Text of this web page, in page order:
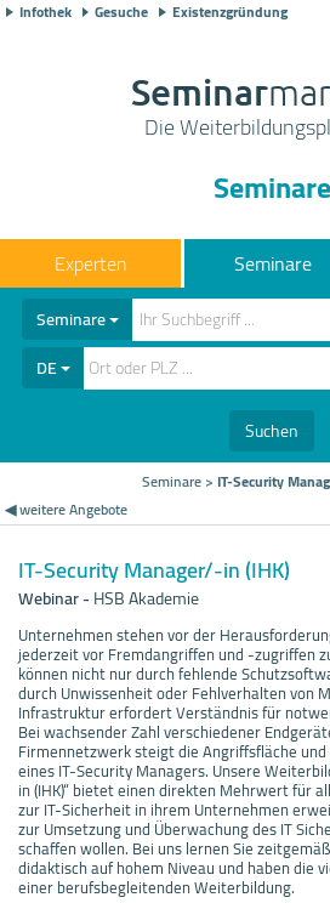
Infothek Gesuche Existenzgründung
Seminar
Die
Seminare
Seminare
Seminare
DE
Suchen
Seminare> IT-Security
◀ weitere Angebote
IT-Security Manager/-in (IHK)
Webinar-HSB Akademie
Unternehmen stehen vor der
jederzeit vor Fremdangriffen und -zugriffen
können nicht nur durch fehlende
durch Unwissenheit oder Fehlverhalten von
Infrastruktur erfordert Verständnis für
Bei wachsender Zahl verschiedener
Firmennetzwerk steigt die Angriffsfläche
eines IT-Security Managers. Unsere
in (IHK)“ bietet einen direkten Mehrwert für
zur IT-Sicherheit in ihrem Unternehmen
zur Umsetzung und Überwachung des IT
schaffen wollen. Bei uns lernen Sie
didaktisch auf hohem Niveau und haben die
einer berufsbegleitenden Weiterbildung.